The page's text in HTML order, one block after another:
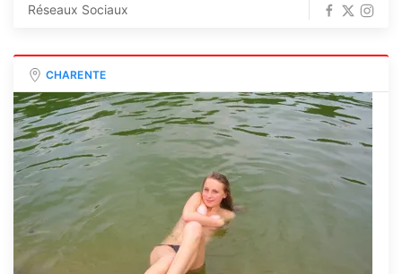
Réseaux Sociaux
CHARENTE